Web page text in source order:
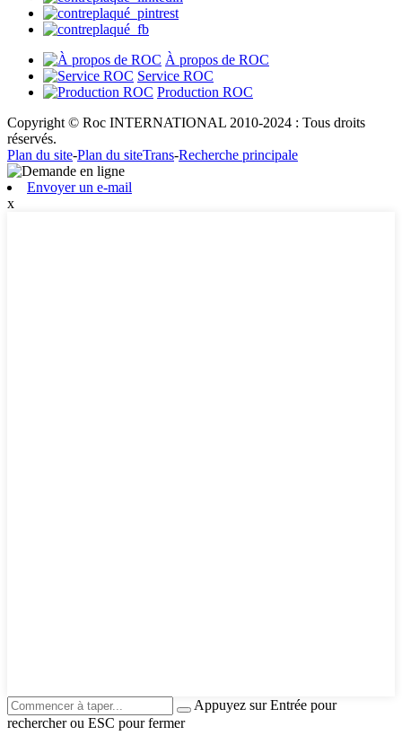
À propos de ROC
Service ROC
Production ROC
Copyright © Roc INTERNATIONAL 2010-2024 : Tous droits
réservés.
Plan du site-Plan du siteTrans-Recherche principale
Envoyer un e-mail
x
Appuyez sur Entrée pour
rechercher ou ESC pour fermer